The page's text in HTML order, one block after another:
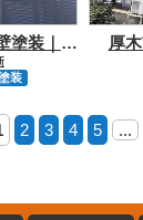
厚木市｜W様邸｜外壁塗装｜外壁色を一新！
装
厚
2 3 4 5 ...